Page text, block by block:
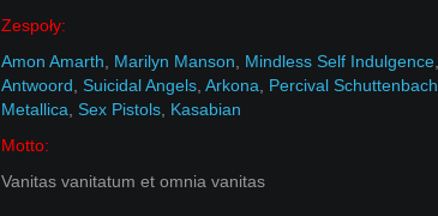
Zespoły:
Amon Amarth
Marilyn Manson Mindless Self Indulgence
Antwoord Suicidal Angels Arkona Percival Schuttenbach
Metallica Sex Pistols Kasabian
Motto:
Vanitas vanitatum et omnia vanitas